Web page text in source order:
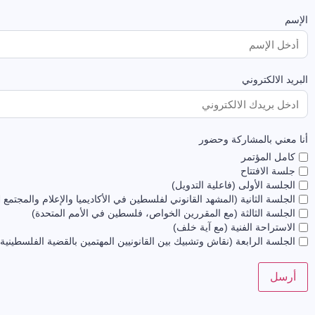
الإسم
البريد الالكتروني
أنا معني بالمشاركة وحضور
كامل المؤتمر
جلسة الافتتاح
الجلسة الأولى (فاعلية التدويل)
الجلسة الثانية (المشهد القانوني لفلسطين في الأكاديميا والإعلام
الجلسة الثالثة (مع المقررين الخواص، فلسطين في الأمم المتحدة)
الاستراحة الفنية (مع آية خلف)
الجلسة الرابعة (نقاش وتشبيك بين القانونيين المهتمين بالقضية
أرسل